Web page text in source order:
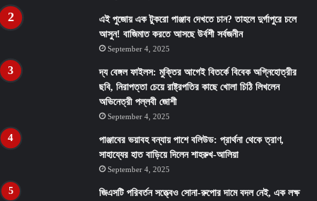
এই পুজোয় এক টুকরো পাঞ্জাব দেখতে চান? তাহলে দুর্গাপুরে চলে
আসুন! বাজিমাত করতে আসছে উর্বশী সর্বজনীন
September 4, 2025
দ্য বেঙ্গল ফাইলস: মুক্তির আগেই বিতর্কে বিবেক অগ্নিহোত্রীর
ছবি, নিরাপত্তা চেয়ে রাষ্ট্রপতির কাছে খোলা চিঠি লিখলেন
অভিনেত্রী পল্লবী জোশী
September 4, 2025
পাঞ্জাবের ভয়াবহ বন্যায় পাশে বলিউড: প্রার্থনা থেকে ত্রাণ,
সাহায্যের হাত বাড়িয়ে দিলেন শাহরুখ-আলিয়া
September 4, 2025
জিএসটি পরিবর্তন সত্ত্বেও সোনা-রুপোর দামে বদল নেই, এক লক্ষ